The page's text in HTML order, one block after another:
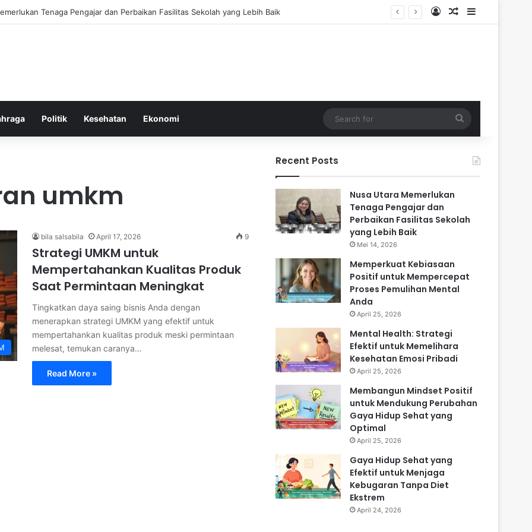
Positif untuk Mempercepat Proses Pemulihan Mental Anda Log InRandom Article
Sidebar
Politik Kesehatan Ekonomi
for
umkm
bila salsabila April 17, 2026 9
Strategi UMKM untuk
Mempertahankan Kualitas Produk
Saat Permintaan Meningkat
Tingkatkan daya saing bisnis Anda dengan
menerapkan strategi UMKM yang efektif untuk
mempertahankan kualitas produk meski permintaan
melesat, temukan caranya…
Read More »
Recent Posts
Nusa Utara Memerlukan
Tenaga Pengajar dan
Perbaikan Fasilitas Sekolah
yang Lebih Baik
Mei 14, 2026
Memperkuat Kebiasaan
Positif untuk Mempercepat
Proses Pemulihan Mental
Anda
April 25, 2026
Mental Health: Strategi
Efektif untuk Memelihara
Kesehatan Emosi Pribadi
April 25, 2026
Membangun Mindset Positif
untuk Mendukung Perubahan
Gaya Hidup Sehat yang
Optimal
April 25, 2026
Gaya Hidup Sehat yang
Efektif untuk Menjaga
Kebugaran Tanpa Diet
Ekstrem
April 24, 2026